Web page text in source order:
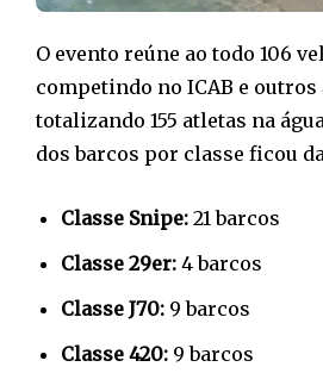
O evento reúne ao todo 106
competindo no ICAB e outros
totalizando 155 atletas na
dos barcos por classe ficou
Classe Snipe: 21 barcos
Classe 29er: 4 barcos
Classe J70: 9 barcos
Classe 420: 9 barcos